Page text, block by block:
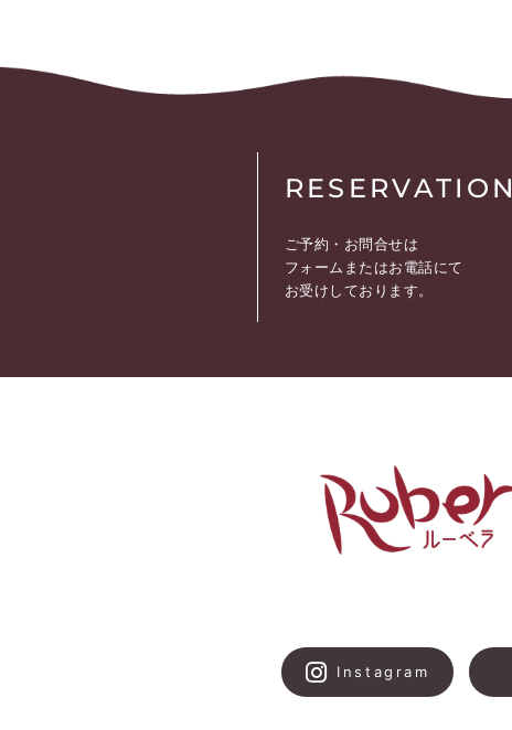
RESERVATION
ご予約・お問合せは
フォームまたはお電話にて
お受けしております。
Instagram